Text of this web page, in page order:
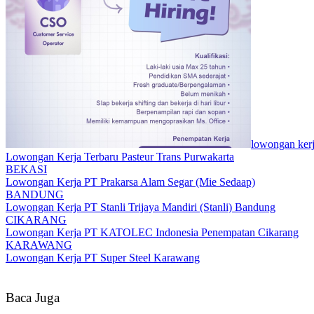
lowongan
Lowongan Kerja Terbaru Pasteur Trans Purwakarta
BEKASI
Lowongan Kerja PT Prakarsa Alam Segar (Mie Sedaap)
BANDUNG
Lowongan Kerja PT Stanli Trijaya Mandiri (Stanli) Bandung
CIKARANG
Lowongan Kerja PT KATOLEC Indonesia Penempatan Cikarang
KARAWANG
Lowongan Kerja PT Super Steel Karawang
Baca Juga